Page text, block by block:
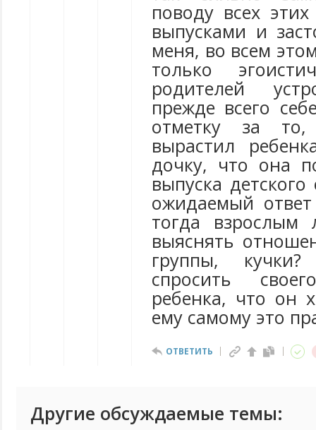
поводу всех
выпусками и
меня, во всем
только
родителей
прежде всего
отметку за
вырастил
дочку, что она
выпуска
ожидаемый
тогда взрослым
выяснять
группы,
спросить
ребенка, что он
ему самому это
ОТВЕТИТЬ
Другие обсуждаемые темы: